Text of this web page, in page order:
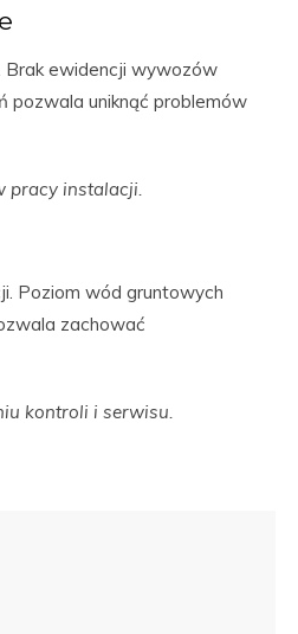
Brak ewidencji wywozów
pozwala uniknąć problemów
pracy instalacji.
Poziom wód gruntowych
zachować
kontroli i serwisu.